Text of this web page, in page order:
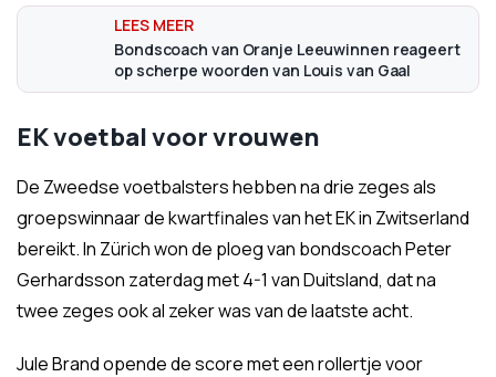
Bondscoach van Oranje Leeuwinnen reageert
op scherpe woorden van Louis van Gaal
EK voetbal voor vrouwen
De Zweedse voetbalsters hebben na drie zeges als
groepswinnaar de kwartfinales van het EK in Zwitserland
bereikt. In Zürich won de ploeg van bondscoach Peter
Gerhardsson zaterdag met 4-1 van Duitsland, dat na
twee zeges ook al zeker was van de laatste acht.
Jule Brand opende de score met een rollertje voor